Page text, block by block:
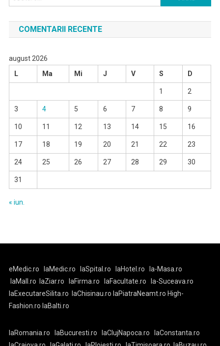
după:
COMENTARII RECENTE
august 2026
L
Ma Mi J V S D
1 2
3 4 5 6 7 8 9
10 11 12 13 14 15 16
17 18 19 20 21 22 23
24 25 26 27 28 29 30
31
« iun.
eMedic.ro laMedic.ro laSpital.ro laHotel.ro
la-Masa.ro
laMall.ro
laZiar.ro laFirma.ro laFacultate.ro
la-Suceava.ro
laExecutareSilita.ro
laChisinau.ro laPiatraNeamt.ro High-
Fashion.ro laBalti.ro
laRomania.ro laBucuresti.ro laClujNapoca.ro
laConstanta.ro